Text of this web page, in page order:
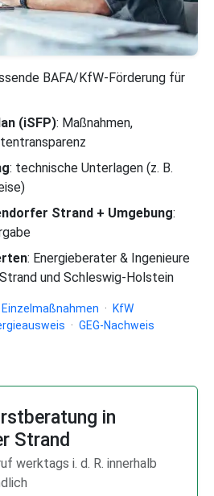
BAFA/KfW-Förderung für
(iSFP): Maßnahmen,
: technische Unterlagen (z. B.
Strand + Umgebung:
: Energieberater & Ingenieure
und Schleswig-Holstein
Einzelmaßnahmen ·
KfW
· GEG-Nachweis
in
Strand
werktags i. d. R. innerhalb